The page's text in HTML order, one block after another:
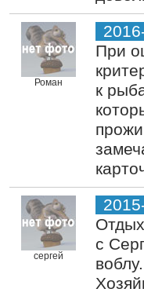
Роман
При
к
сергей
с